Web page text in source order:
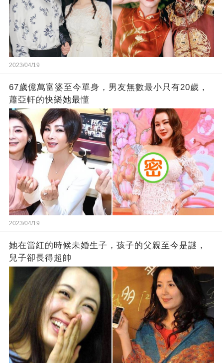
2023/04/19
67歲億萬富婆至今單身，男友無數最小只有20歲，
蕭亞軒的快樂她最懂
2023/04/19
她在當紅的時候未婚生子，孩子的父親至今是謎，
兒子卻長得超帥